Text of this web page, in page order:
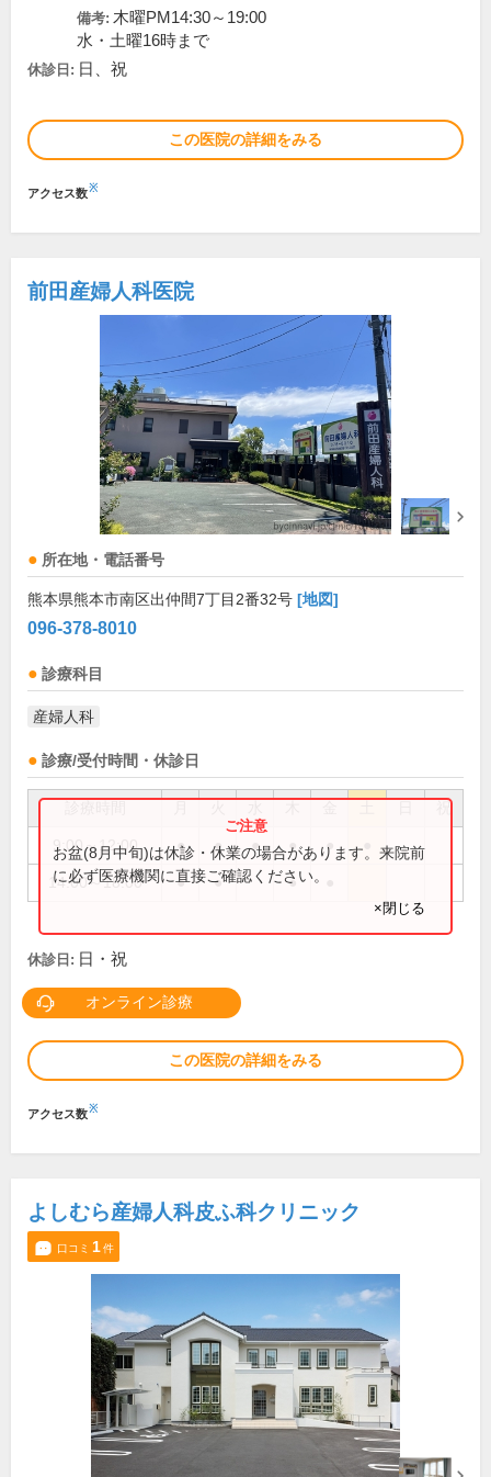
備考: 木曜PM14:30～19:00
水・土曜16時まで
休診日: 日、祝
この医院の詳細をみる
アクセス数※
前田産婦人科医院
所在地・電話番号
熊本県熊本市南区出仲間7丁目2番32号 [地図]
096-378-8010
診療科目
産婦人科
診療/受付時間・休診日
祝
9:00～12:00 ● ● ● ● ●
14:00～18:00 ● ● ●
お盆(8月中旬)は休診・休業の場合があります。来院前
に必ず医療機関に直接ご確認ください。
×閉じる
休診日: 日・祝
オンライン診療
この医院の詳細をみる
アクセス数※
よしむら産婦人科皮ふ科クリニック
口コミ 1件